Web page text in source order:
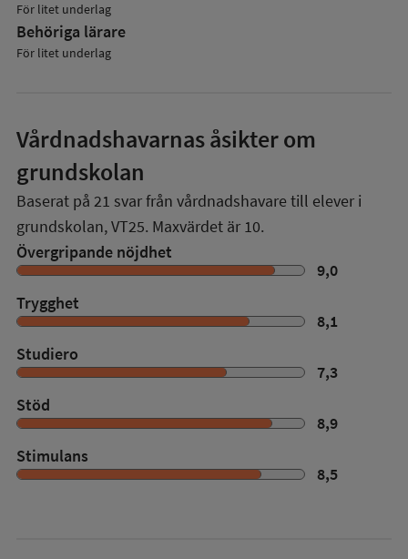
För litet underlag
Behöriga lärare
För litet underlag
Vårdnadshavarnas åsikter om
grundskolan
Baserat på 21 svar från vårdnadshavare till elever i
grundskolan,VT25. Maxvärdet är 10.
Övergripande nöjdhet
9,0
Trygghet
8,1
Studiero
7,3
Stöd
8,9
Stimulans
8,5